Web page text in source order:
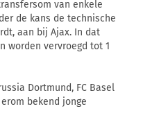
van enkele
de kans de technische
aan bij Ajax. In dat
worden vervroegd tot 1
Dortmund, FC Basel
bekend jonge